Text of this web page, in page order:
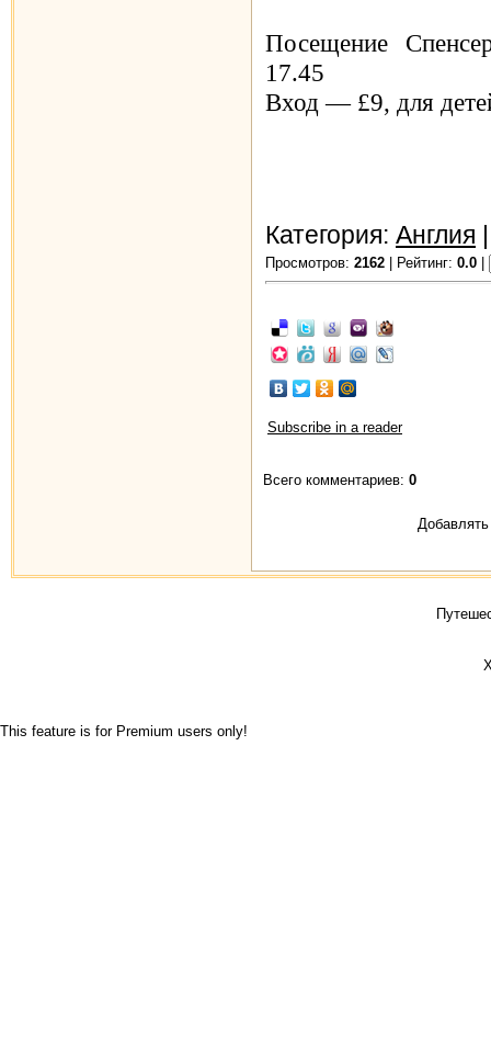
Посещение
17.45
Вход — £9, для
Категория: Англия
Просмотров: 2162 | Рейтинг: 0.0
Subscribe in a reader
Всего комментариев: 0
Добавлять
This feature is for Premium users only!